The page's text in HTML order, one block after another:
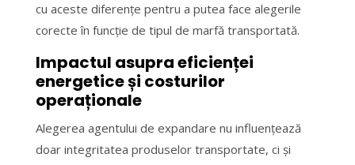
cu aceste diferențe pentru a putea face alegerile
corecte în funcție de tipul de marfă transportată.
Impactul asupra eficienței
energetice și costurilor
operaționale
Alegerea agentului de expandare nu influențează
doar integritatea produselor transportate, ci și